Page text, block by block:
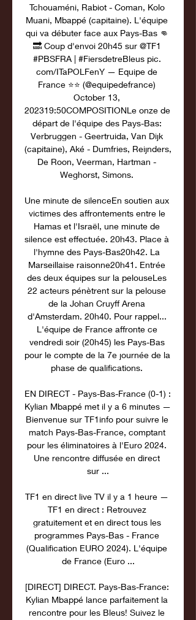
Tchouaméni, Rabiot - Coman, Kolo
Muani, Mbappé (capitaine). L'équipe
qui va débuter face aux Pays-Bas 👊
🔜 Coup d'envoi 20h45 sur @TF1
#PBSFRA | #FiersdetreBleus pic.
com/ITaPOLFenY — Equipe de
France ⭐⭐ (@equipedefrance)
October 13,
202319:50COMPOSITIONLe onze de
départ de l'équipe des Pays-Bas:
Verbruggen - Geertruida, Van Dijk
(capitaine), Aké - Dumfries, Reijnders,
De Roon, Veerman, Hartman -
Weghorst, Simons.
Une minute de silenceEn soutien aux
victimes des affrontements entre le
Hamas et l'Israël, une minute de
silence est effectuée. 20h43. Place à
l'hymne des Pays-Bas20h42. La
Marseillaise raisonne20h41. Entrée
des deux équipes sur la pelouseLes
22 acteurs pénètrent sur la pelouse
de la Johan Cruyff Arena
d'Amsterdam. 20h40. Pour rappel...
L'équipe de France affronte ce
vendredi soir (20h45) les Pays-Bas
pour le compte de la 7e journée de la
phase de qualifications.
EN DIRECT - Pays-Bas-France (0-1) :
Kylian Mbappé met il y a 6 minutes —
Bienvenue sur TF1info pour suivre le
match Pays-Bas-France, comptant
pour les éliminatoires à l'Euro 2024.
Une rencontre diffusée en direct
sur ...
TF1 en direct live TV il y a 1 heure —
TF1 en direct : Retrouvez
gratuitement et en direct tous les
programmes Pays-Bas - France
(Qualification EURO 2024). L'équipe
de France (Euro ...
[DIRECT] DIRECT. Pays-Bas-France:
Kylian Mbappé lance parfaitement la
rencontre pour les Bleus! Suivez le